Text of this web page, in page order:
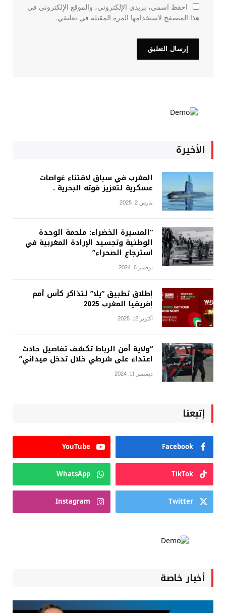
احفظ اسمي، بريدي الإلكتروني، والموقع الإلكتروني في
هذا المتصفح لاستخدامها المرة المقبلة في تعليقي.
الأخيرة
المغرب في سباق لاقتناء غواصات
عسكرية لتعزيز قوته البحرية .
مارس 2, 2025
“المسيرة الخضراء: ملحمة الوحدة
الوطنية وتجسيد الإرادة المغربية في
استرجاع الصحراء”
نوفمبر 6, 2024
إطلاق تطبيق “يلا” لتذاكر كأس أمم
إفريقيا المغرب 2025
أكتوبر 12, 2025
“ولاية أمن الرباط تكشف تفاصيل حادث
اعتداء على شرطي خلال تدخل ميداني”
ديسمبر 11, 2024
إتبعنا
Facebook
YouTube
TikTok
WhatsApp
Twitter
Instagram
أخبار خاصة